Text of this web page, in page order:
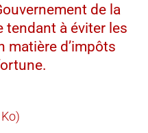
de la
tendant à éviter les
matière d’impôts